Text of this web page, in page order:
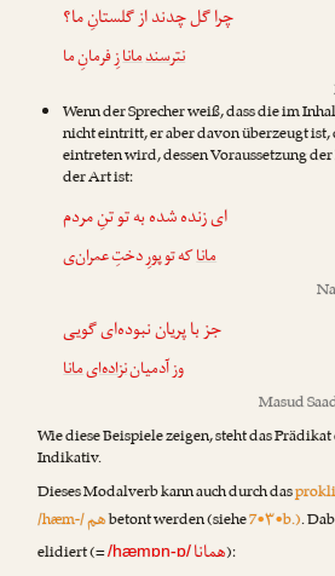
چرا گل چدند از گلستانِ ما؟
نترسندمانازِ فرمانِ ما
Wenn der Sprecher weiß, dass die im
nicht eintritt, er aber davon überzeugt
eintreten wird, dessen Voraussetzung
der Art ist:
ای زنده شده به تو تنِ مردم
ماناکه تو پورِ دختِ عمران‌ی
جز با پریان نبوده‌ای گویی
وز آدمیاننزاده‌ایمانا
Masud
Wie diese Beispiele zeigen, steht das
Indikativ.
Dieses Modalverb kann auch durch das
/hæm-/همbetont werden (siehe7•۳•b.).
elidiert (=/hæmɒn-ɒ/ همانا):